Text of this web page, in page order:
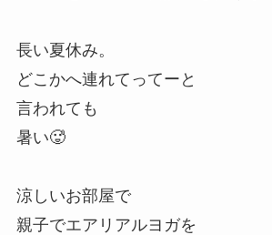
長い夏休み。
どこかへ連れてってーと
言われても
暑い🥵
⁡涼しいお部屋で
親子でエアリアルヨガを